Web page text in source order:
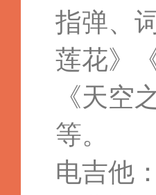
指弹、
莲花》
《天空
等。
电吉他